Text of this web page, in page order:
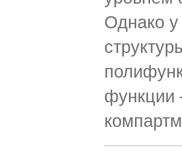
Однако у